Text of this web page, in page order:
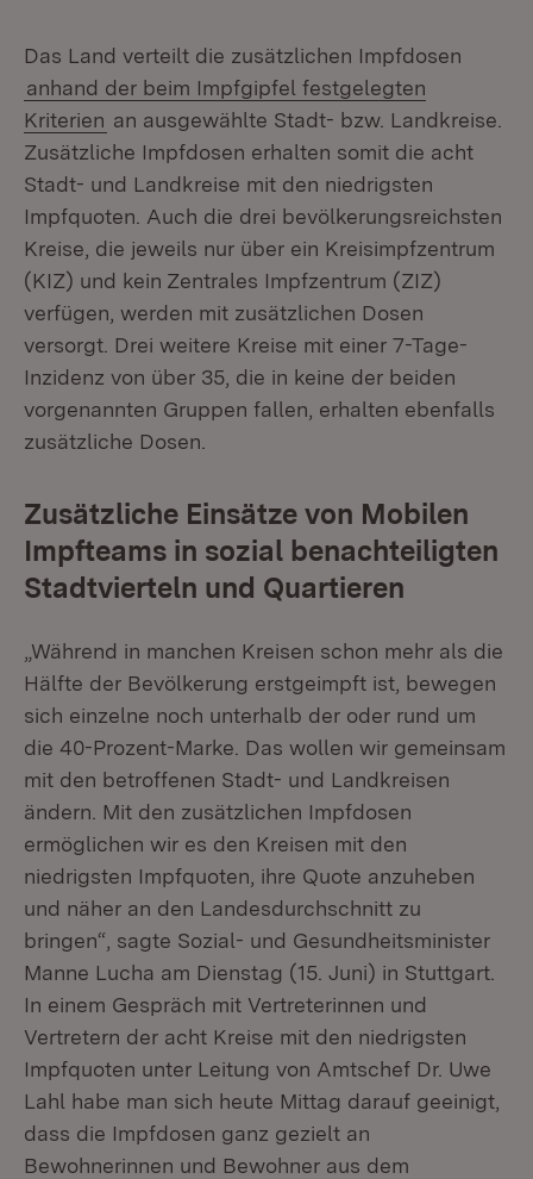
Das Land verteilt die zusätzlichen Impfdosen
anhand der beim Impfgipfel festgelegten
Kriterien an ausgewählte Stadt- bzw. Landkreise.
Zusätzliche Impfdosen erhalten somit die acht
Stadt- und Landkreise mit den niedrigsten
Impfquoten. Auch die drei bevölkerungsreichsten
Kreise, die jeweils nur über ein Kreisimpfzentrum
(KIZ) und kein Zentrales Impfzentrum (ZIZ)
verfügen, werden mit zusätzlichen Dosen
versorgt. Drei weitere Kreise mit einer 7-Tage-
Inzidenz von über 35, die in keine der beiden
vorgenannten Gruppen fallen, erhalten ebenfalls
zusätzliche Dosen.
Zusätzliche Einsätze von Mobilen
Impfteams in sozial benachteiligten
Stadtvierteln und Quartieren
„Während in manchen Kreisen schon mehr als die
Hälfte der Bevölkerung erstgeimpft ist, bewegen
sich einzelne noch unterhalb der oder rund um
die 40-Prozent-Marke. Das wollen wir gemeinsam
mit den betroffenen Stadt- und Landkreisen
ändern. Mit den zusätzlichen Impfdosen
ermöglichen wir es den Kreisen mit den
niedrigsten Impfquoten, ihre Quote anzuheben
und näher an den Landesdurchschnitt zu
bringen“, sagte Sozial- und Gesundheitsminister
Manne Lucha am Dienstag (15. Juni) in Stuttgart.
In einem Gespräch mit Vertreterinnen und
Vertretern der acht Kreise mit den niedrigsten
Impfquoten unter Leitung von Amtschef Dr. Uwe
Lahl habe man sich heute Mittag darauf geeinigt,
dass die Impfdosen ganz gezielt an
Bewohnerinnen und Bewohner aus dem